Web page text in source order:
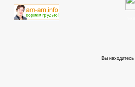
Вы находитесь